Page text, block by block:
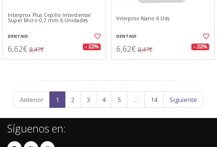
Interprox Plus Cepillo Interdental
Super Micro 0,7 mm 6 Unidades
DENTAID
6,62€ 8,47€ - 22%
Interprox Nano 6 Uds
DENTAID
6,62€ 8,47€ - 22%
Anterior 1 2 3 4 5 … 14 Siguiente
Síguenos en: